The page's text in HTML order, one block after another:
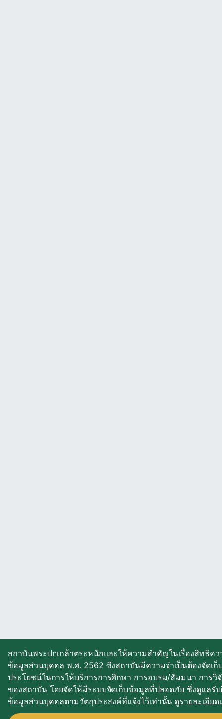
สถาบันพระปกเกล้าตระหนักและให้ความสำคัญในเรื่องสิทธิ
ข้อมูลส่วนบุคคล พ.ศ. 2562 ซึ่งสถาบันมีความจำเป็นต้องจัดเ
ประโยชน์ในการให้บริการการศึกษา การอบรม/สัมมนา การ
ของสถาบัน โดยจัดให้มีระบบจัดเก็บข้อมูลที่ปลอดภัย ซึ่งดูแลรั
ข้อมูลส่วนบุคคลตามวัตถุประสงค์ที่แจ้งไว้เท่านั้น ดูรายละเอียด